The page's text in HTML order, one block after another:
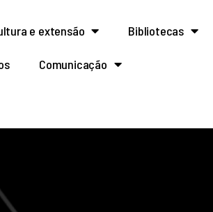
e extensão Bibliotecas
Comunicação